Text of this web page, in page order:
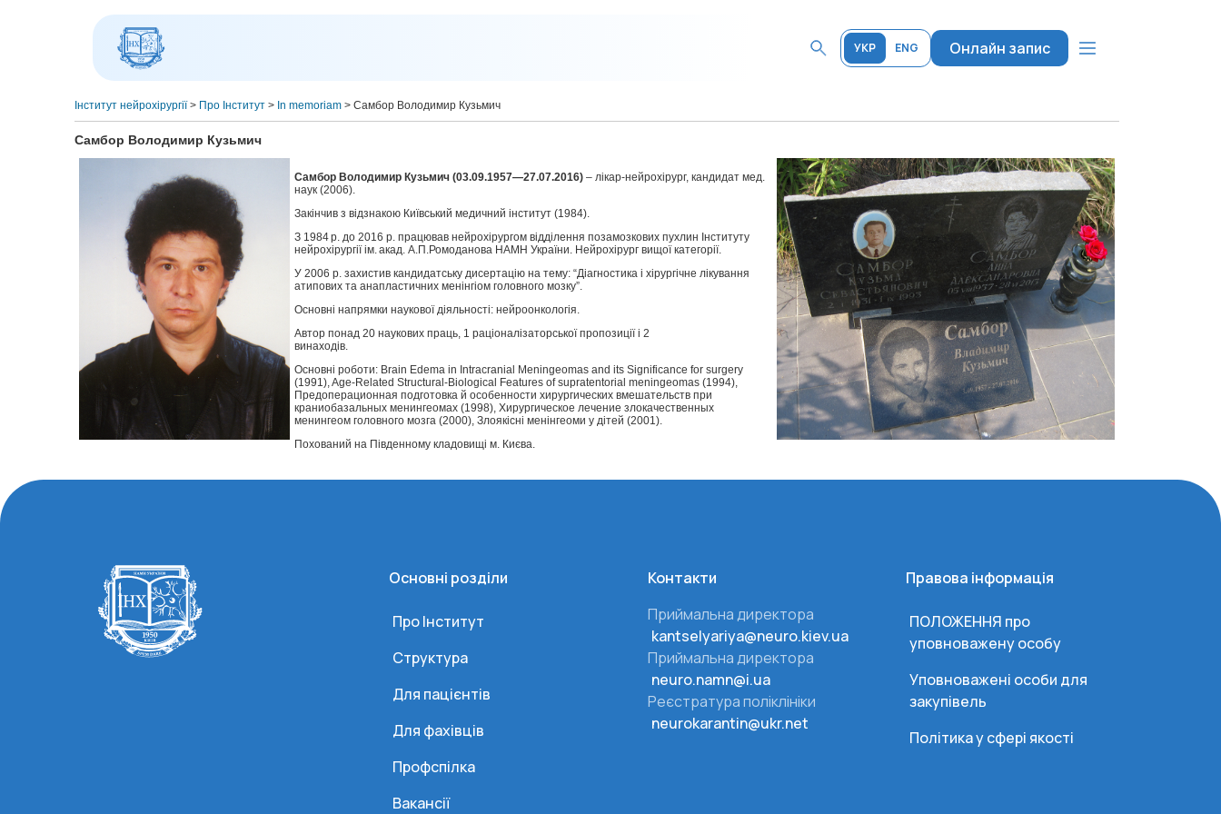
УКР ENG Онлайн запис
Інститут нейрохірургії> Про Інститут > In memoriam > Самбор Володимир Кузьмич
Самбор Володимир Кузьмич
Самбор Володимир Кузьмич (03.09.1957—27.07.2016) – лікар-нейрохірург, кандидат мед.
наук (2006).
Закінчив з відзнакою Київський медичний інститут (1984).
З 1984 р. до 2016 р. працював нейрохірургом відділення позамозкових пухлин Інституту
нейрохірургії ім. акад. А.П.Ромоданова НАМН України. Нейрохірург вищої категорії.
У 2006 р. захистив кандидатську дисертацію на тему: “Діагностика і хірургічне лікування
атипових та анапластичних менінгіом головного мозку”.
Основні напрямки наукової діяльності: нейроонкологія.
Автор понад 20 наукових праць, 1 раціоналізаторської пропозиції і 2
винаходів.
Основні роботи: Brain Edema in Intracranial Meningeomas and its Significance for surgery
(1991), Age-Related Structural-Biological Features of supratentorial meningeomas (1994),
Предоперационная подготовка й особенности хирургических вмешательств при
краниобазальных менингеомах (1998), Хирургическое лечение злокачественных
менингеом головного мозга (2000), Злоякісні менінгеоми у дітей (2001).
Похований на Південному кладовищі м. Києва.
Основні розділи
Про Інститут
Структура
Для пацієнтів
Для фахівців
Профспілка
Вакансії
Контакти
Приймальна директора
kantselyariya@neuro.kiev.ua
Приймальна директора
neuro.namn@i.ua
Реєстратура поліклініки
neurokarantin@ukr.net
Правова інформація
ПОЛОЖЕННЯ про
уповноважену особу
Уповноважені особи для
закупівель
Політика у сфері якості